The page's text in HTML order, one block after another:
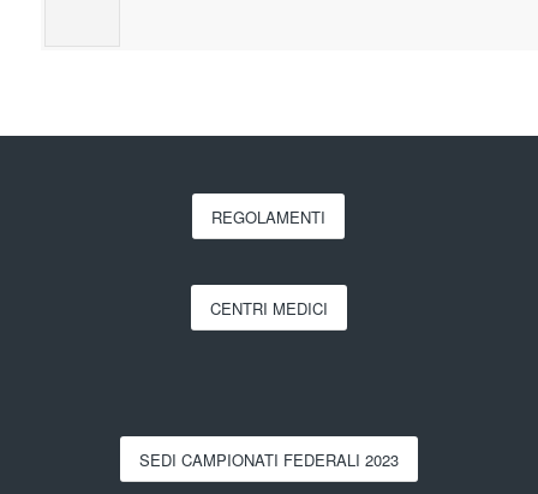
REGOLAMENTI
CENTRI MEDICI
SEDI CAMPIONATI FEDERALI 2023